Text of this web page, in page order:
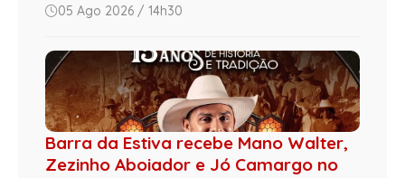
05 Ago 2026 / 14h30
Barra da Estiva recebe Mano Walter,
Zezinho Aboiador e Jó Camargo no